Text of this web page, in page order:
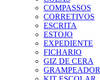
COMPASSOS
CORRETIVOS
ESCRITA
ESTOJO
EXPEDIENTE
FICHARIO
GIZ DE CERA
GRAMPEADOR